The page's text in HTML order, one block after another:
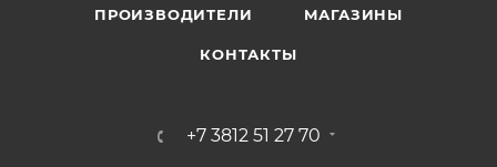
ПРОИЗВОДИТЕЛИ МАГАЗИНЫ
КОНТАКТЫ
+7 3812 51 27 70